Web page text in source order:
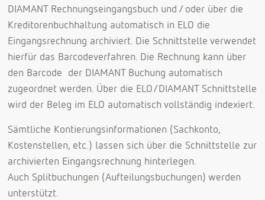
DIAMANT Rechnungseingangsbuch und / oder über die
Kreditorenbuchhaltung automatisch in ELO die
Eingangsrechnung archiviert. Die Schnittstelle verwendet
hierfür das Barcodeverfahren. Die Rechnung kann über
den Barcode der DIAMANT Buchung automatisch
zugeordnet werden. Über die ELO/DIAMANT Schnittstelle
wird der Beleg im ELO automatisch vollständig indexiert.
Sämtliche Kontierungsinformationen (Sachkonto,
Kostenstellen, etc.) lassen sich über die Schnittstelle zur
archivierten Eingangsrechnung hinterlegen.
Auch Splitbuchungen (Aufteilungsbuchungen) werden
unterstützt.